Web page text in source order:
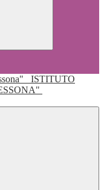
ISTITUTO